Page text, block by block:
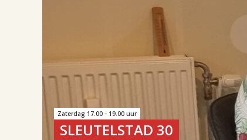
Zaterdag 17.00 - 19.00 uur
SLEUTELSTAD 30